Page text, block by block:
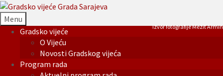
Menu
Gradsko vijeće
O Vijeću
Novosti Gradskog vijeća
Program rada
Izvor fotografije Mezit Armin